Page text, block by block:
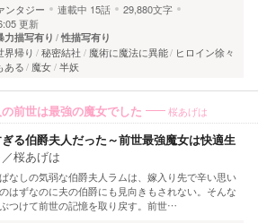
ンタジー 連載中 15話
29,880文字
更新
力描写有り 性描写有り
界帰り 秘密結社 魔術に魔法に異能
ヒロイン徐々
ある 魔女 半妖
前世は最強の魔女でした 桜あげは
る伯爵夫人だった～前世最強魔女は快適生
／桜あげは
なしの気弱な伯爵夫人ラムは、嫁入り先で辛い思い
はずなのに夫の伯爵にも見向きもされない。そんな
つけて前世の記憶を取り戻す。前世…